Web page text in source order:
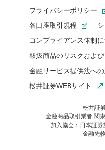
プライバシーポリシー
各口座取引規程
コンプライアンス体制
取扱商品のリスクおよ
金融サービス提供法へ
松井証券WEBサイト
松井証
金融商品取引業者 関
加入協会：日本証
金融先
お気に入り機能は松井証券の
お気に入り登録いただくと、
ンツを一覧でご確認いただけま